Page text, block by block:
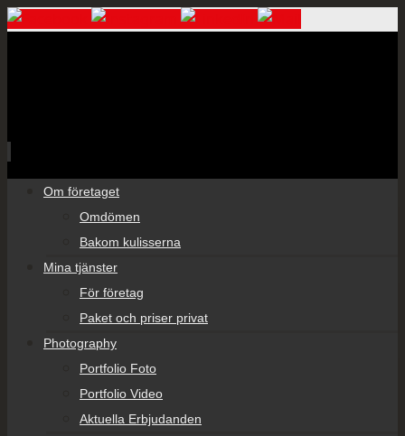
Om företaget
Omdömen
Bakom kulisserna
Mina tjänster
För företag
Paket och priser privat
Photography
Portfolio Foto
Portfolio Video
Aktuella Erbjudanden